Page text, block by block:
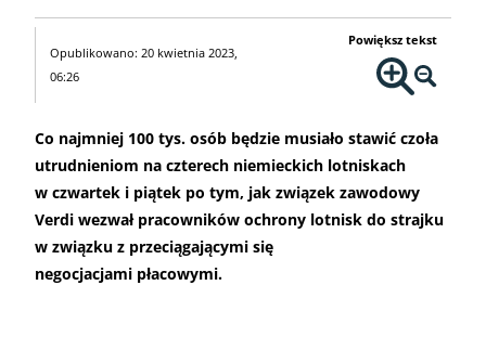
Opublikowano: 20 kwietnia 2023,
06:26
Powiększ tekst
Co najmniej 100 tys. osób będzie musiało stawić czoła
utrudnieniom na czterech niemieckich lotniskach
w czwartek i piątek po tym, jak związek zawodowy
Verdi wezwał pracowników ochrony lotnisk do strajku
w związku z przeciągającymi się
negocjacjami płacowymi.